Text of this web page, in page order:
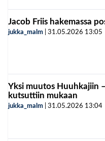
Jacob Friis hakemassa
jukka_malm 31.05.2026 13:05
Yksi muutos Huuhkajiin
kutsuttiin mukaan
jukka_malm 31.05.2026 13:04